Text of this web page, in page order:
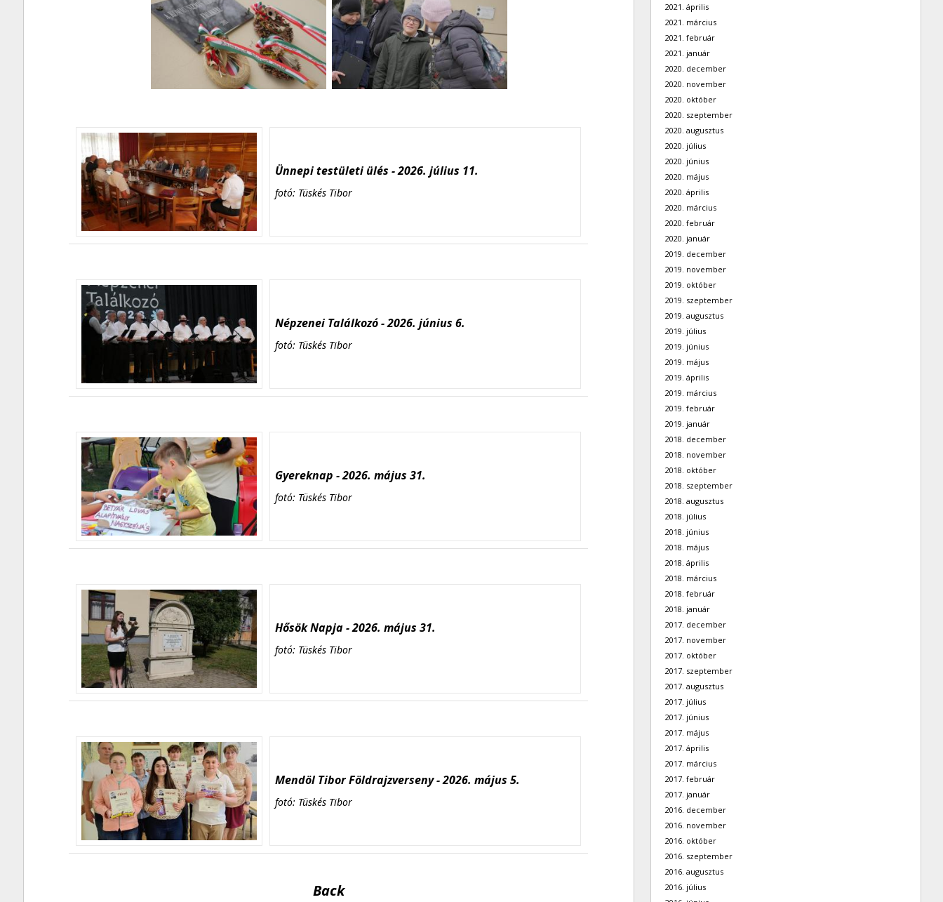
Ünnepi testületi ülés - 2026. július 11.
fotó: Tüskés Tibor
Népzenei Találkozó - 2026. június 6.
fotó: Tüskés Tibor
Gyereknap - 2026. május 31.
fotó: Tüskés Tibor
Hősök Napja - 2026. május 31.
fotó: Tüskés Tibor
Mendöl Tibor Földrajzverseny - 2026. május 5.
fotó: Tüskés Tibor
Back
2021. április
2021. március
2021. február
2021. január
2020. december
2020. november
2020. október
2020. szeptember
2020. augusztus
2020. július
2020. június
2020. május
2020. április
2020. március
2020. február
2020. január
2019. december
2019. november
2019. október
2019. szeptember
2019. augusztus
2019. július
2019. június
2019. május
2019. április
2019. március
2019. február
2019. január
2018. december
2018. november
2018. október
2018. szeptember
2018. augusztus
2018. július
2018. június
2018. május
2018. április
2018. március
2018. február
2018. január
2017. december
2017. november
2017. október
2017. szeptember
2017. augusztus
2017. július
2017. június
2017. május
2017. április
2017. március
2017. február
2017. január
2016. december
2016. november
2016. október
2016. szeptember
2016. augusztus
2016. július